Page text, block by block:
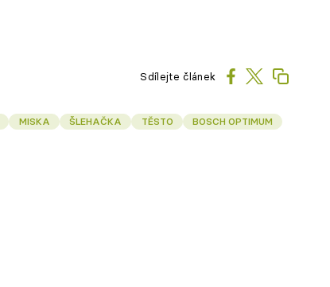
Sdílejte článek
MISKA ŠLEHAČKA TĚSTO
BOSCH OPTIMUM